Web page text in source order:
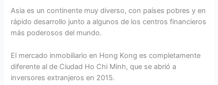
Asia es un continente muy diverso, con países pobres y en
rápido desarrollo junto a algunos de los centros financieros
más poderosos del mundo.
El mercado inmobiliario en Hong Kong es completamente
diferente al de Ciudad Ho Chi Minh, que se abrió a
inversores extranjeros en 2015.